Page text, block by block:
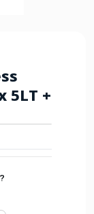
5LT +